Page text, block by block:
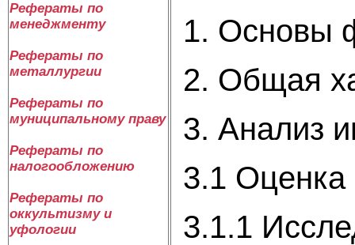
Рефераты по
менеджменту
Рефераты по
металлургии
Рефераты по
муниципальному праву
Рефераты по
налогообложению
Рефераты по
оккультизму и
уфологии
1. Основы
2. Общая
3. Анализ
3.1 Оценка
3.1.1